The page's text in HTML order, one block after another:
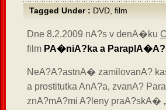
Tagged Under : DVD film
Dne 8.2.2009 nA?s v denA�ku
film PA�niA?ka a
NeA?A?astnA� zamilovanA?
a prostitutka AnA?a, zvanA?
znA?mA?mi A?leny praA?skA�